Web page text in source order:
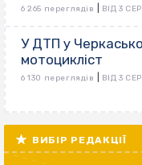
6 265 переглядів ВІД 3
У ДТП у
мотоцикліст
6 130 переглядів ВІД 3
ВИБІР РЕДАКЦІЇ